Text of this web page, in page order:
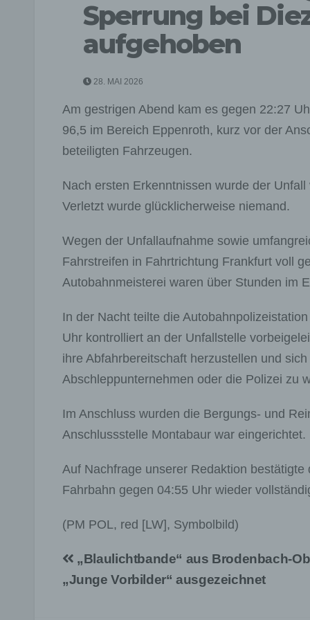
Sperrung bei
aufgehoben
28. MAI 2026
Am gestrigen Abend kam es gegen 22:27
96,5 im Bereich Eppenroth, kurz vor der
beteiligten Fahrzeugen.
Nach ersten Erkenntnissen wurde der
Verletzt wurde glücklicherweise niemand.
Wegen der Unfallaufnahme sowie
Fahrstreifen in Fahrtrichtung Frankfurt voll
Autobahnmeisterei waren über Stunden im
In der Nacht teilte die
Uhr kontrolliert an der Unfallstelle
ihre Abfahrbereitschaft herzustellen und
Abschleppunternehmen oder die Polizei zu
Im Anschluss wurden die Bergungs- und
Anschlussstelle Montabaur war eingerichtet.
Auf Nachfrage unserer Redaktion
Fahrbahn gegen 04:55 Uhr wieder
(PM POL, red [LW], Symbolbild)
Beitragsnavigation
„Blaulichtbande“ aus Brodenbach-
„Junge Vorbilder“ ausgezeichnet